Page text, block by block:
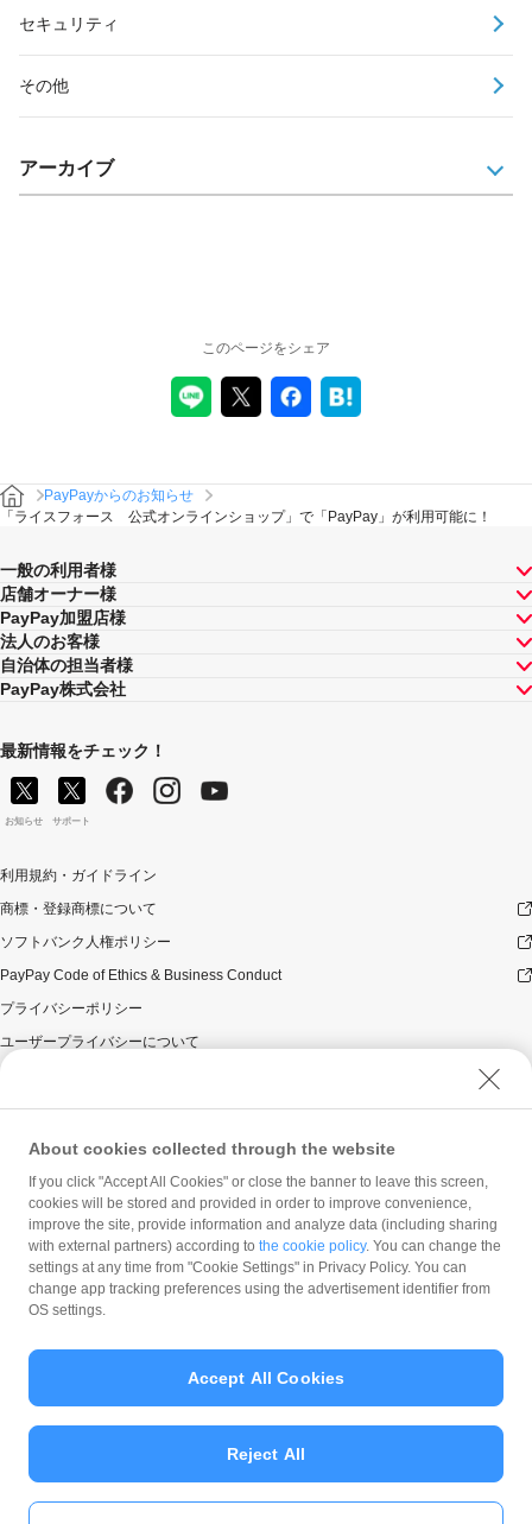
セキュリティ
その他
アーカイブ
このページをシェア
PayPayからのお知らせ
「ライスフォース 公式オンラインショップ」で「PayPay」が利用可能に！
一般の利用者様
店舗オーナー様
PayPay加盟店様
法人のお客様
自治体の担当者様
PayPay株式会社
最新情報をチェック！
お知らせ サポート
利用規約・ガイドライン
商標・登録商標について
ソフトバンク人権ポリシー
PayPay Code of Ethics & Business Conduct
プライバシーポリシー
ユーザープライバシーについて
ウェブサイト利用規約
反社会的勢力に対する方針
勧誘方針
マネロン等基本方針
カスタマーハラスメントに関する当社の考え方
© PayPay Corporation
About cookies collected through the website
If you click "Accept All Cookies" or close the banner to leave this screen,
cookies will be stored and provided in order to improve convenience,
improve the site, provide information and analyze data (including sharing
with external partners) according to the cookie policy. You can change the
settings at any time from "Cookie Settings" in Privacy Policy. You can
change app tracking preferences using the advertisement identifier from
OS settings.
Reject All
Accept All Cookies